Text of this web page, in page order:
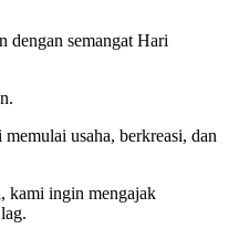
dengan semangat Hari
usaha, berkreasi, dan
kami ingin mengajak